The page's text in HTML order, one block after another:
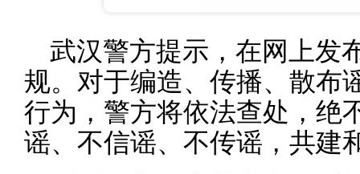
武汉警方提示，在网上发
规。对于编造、传播、散布
行为，警方将依法查处，绝
谣、不信谣、不传谣，共建